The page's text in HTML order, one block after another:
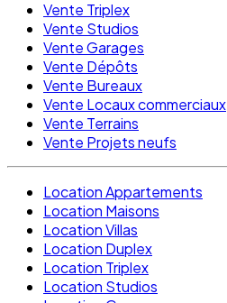
Vente Triplex
Vente Studios
Vente Garages
Vente Dépôts
Vente Bureaux
Vente Locaux commerciaux
Vente Terrains
Vente Projets neufs
Location Appartements
Location Maisons
Location Villas
Location Duplex
Location Triplex
Location Studios